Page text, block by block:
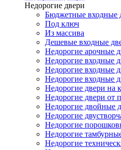
Недорогие двери
Бюджетные входные
Под ключ
Из массива
Дешевые входные
Недорогие арочные
Недорогие входные
Недорогие входные
Недорогие входные
Недорогие двери на
Недорогие двери от
Недорогие двойные
Недорогие
Недорогие
Недорогие
Недорогие